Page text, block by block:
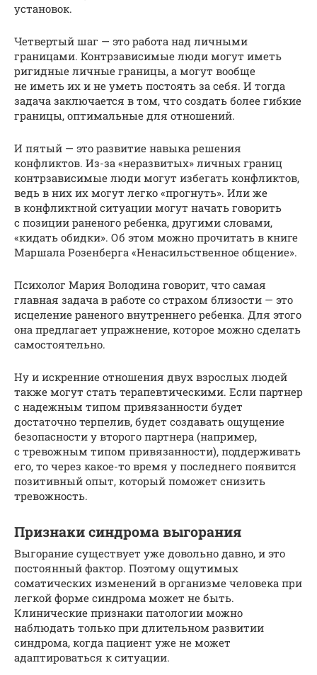
установок.
Четвертый шаг — это работа над личными
границами. Контрзависимые люди могут иметь
ригидные личные границы, а могут вообще
не иметь их и не уметь постоять за себя. И тогда
задача заключается в том, что создать более гибкие
границы, оптимальные для отношений.
И пятый — это развитие навыка решения
конфликтов. Из-за «неразвитых» личных границ
контрзависимые люди могут избегать конфликтов,
ведь в них их могут легко «прогнуть». Или же
в конфликтной ситуации могут начать говорить
с позиции раненого ребенка, другими словами,
«кидать обидки». Об этом можно прочитать в книге
Маршала Розенберга «Ненасильственное общение».
Психолог Мария Володина говорит, что самая
главная задача в работе со страхом близости — это
исцеление раненого внутреннего ребенка. Для этого
она предлагает упражнение, которое можно сделать
самостоятельно.
Ну и искренние отношения двух взрослых людей
также могут стать терапевтическими. Если партнер
с надежным типом привязанности будет
достаточно терпелив, будет создавать ощущение
безопасности у второго партнера (например,
с тревожным типом привязанности), поддерживать
его, то через какое-то время у последнего появится
позитивный опыт, который поможет снизить
тревожность.
Признаки синдрома выгорания
Выгорание существует уже довольно давно, и это
постоянный фактор. Поэтому ощутимых
соматических изменений в организме человека при
легкой форме синдрома может не быть.
Клинические признаки патологии можно
наблюдать только при длительном развитии
синдрома, когда пациент уже не может
адаптироваться к ситуации.